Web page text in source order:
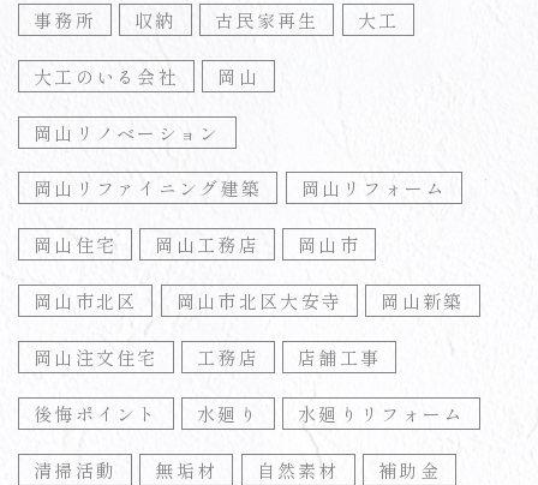
事務所 収納 古民家再生 大工
大工のいる会社 岡山
岡山リノベーション
岡山リファイニング建築 岡山リフォーム
岡山住宅 岡山工務店 岡山市
岡山市北区 岡山市北区大安寺 岡山新築
岡山注文住宅 工務店 店舗工事
後悔ポイント 水廻り 水廻りリフォーム
清掃活動 無垢材 自然素材 補助金